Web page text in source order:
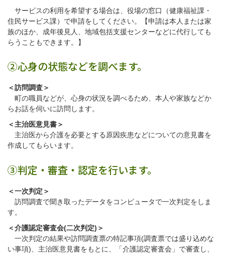
サービスの利用を希望する場合は、役場の窓口（健康福祉課・
住民サービス課）で申請をしてください。【申請は本人または家
族のほか、成年後見人、地域包括支援センターなどに代行しても
らうこともできます。】
②心身の状態などを調べます。
＜訪問調査＞
町の職員などが、心身の状況を調べるため、本人や家族などか
らお話を伺いに訪問します。
＜主治医意見書＞
主治医から介護を必要とする原因疾患などについての意見書を
作成してもらいます。
③判定・審査・認定を行います。
＜一次判定＞
訪問調査で聞き取ったデータをコンピュータで一次判定をしま
す。
＜介護認定審査会(二次判定)＞
一次判定の結果や訪問調査票の特記事項(調査票では盛り込めな
い事項)、主治医意見書をもとに、「介護認定審査会」で審査し、